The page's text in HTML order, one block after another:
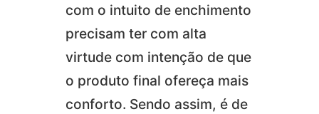
com o intuito de enchimento
precisam ter com alta
virtude com intenção de que
o produto final ofereça mais
conforto. Sendo assim, é de